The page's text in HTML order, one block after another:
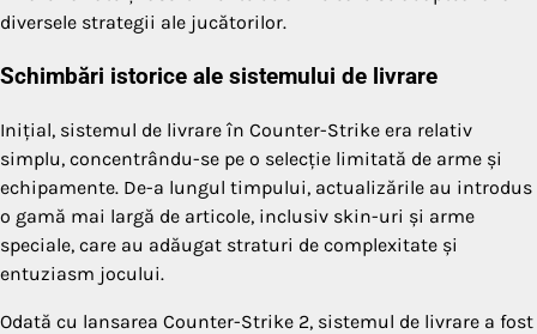
diversele strategii ale jucătorilor.
Schimbări istorice ale sistemului de livrare
Inițial, sistemul de livrare în Counter-Strike era relativ
simplu, concentrându-se pe o selecție limitată de arme și
echipamente. De-a lungul timpului, actualizările au introdus
o gamă mai largă de articole, inclusiv skin-uri și arme
speciale, care au adăugat straturi de complexitate și
entuziasm jocului.
Odată cu lansarea Counter-Strike 2, sistemul de livrare a fost